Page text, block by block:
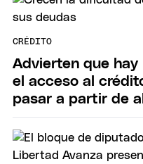
CRÉDITO
Advierten que
el acceso al
pasar a partir de